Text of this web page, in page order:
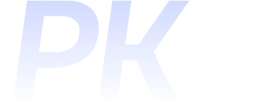
数企-鱼